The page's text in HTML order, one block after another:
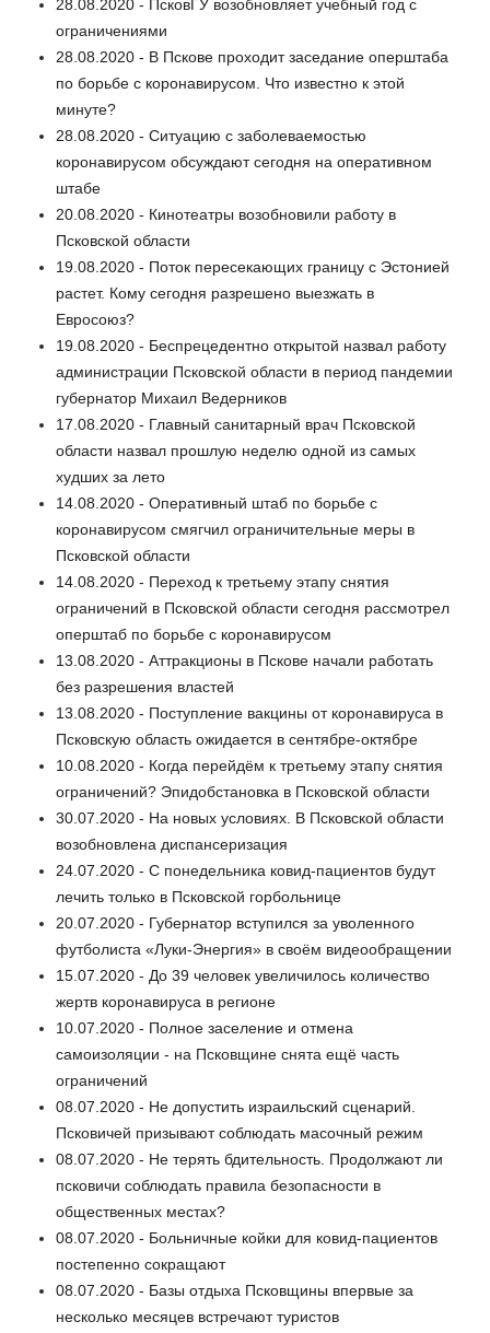
28.08.2020 - ПсковГУ возобновляет учебный год с
ограничениями
28.08.2020 - В Пскове проходит заседание оперштаба
по борьбе с коронавирусом. Что известно к этой
минуте?
28.08.2020 - Ситуацию с заболеваемостью
коронавирусом обсуждают сегодня на оперативном
штабе
20.08.2020 - Кинотеатры возобновили работу в
Псковской области
19.08.2020 - Поток пересекающих границу с Эстонией
растет. Кому сегодня разрешено выезжать в
Евросоюз?
19.08.2020 - Беспрецедентно открытой назвал работу
администрации Псковской области в период пандемии
губернатор Михаил Ведерников
17.08.2020 - Главный санитарный врач Псковской
области назвал прошлую неделю одной из самых
худших за лето
14.08.2020 - Оперативный штаб по борьбе с
коронавирусом смягчил ограничительные меры в
Псковской области
14.08.2020 - Переход к третьему этапу снятия
ограничений в Псковской области сегодня рассмотрел
оперштаб по борьбе с коронавирусом
13.08.2020 - Аттракционы в Пскове начали работать
без разрешения властей
13.08.2020 - Поступление вакцины от коронавируса в
Псковскую область ожидается в сентябре-октябре
10.08.2020 - Когда перейдём к третьему этапу снятия
ограничений? Эпидобстановка в Псковской области
30.07.2020 - На новых условиях. В Псковской области
возобновлена диспансеризация
24.07.2020 - С понедельника ковид-пациентов будут
лечить только в Псковской горбольнице
20.07.2020 - Губернатор вступился за уволенного
футболиста «Луки-Энергия» в своём видеообращении
15.07.2020 - До 39 человек увеличилось количество
жертв коронавируса в регионе
10.07.2020 - Полное заселение и отмена
самоизоляции - на Псковщине снята ещё часть
ограничений
08.07.2020 - Не допустить израильский сценарий.
Псковичей призывают соблюдать масочный режим
08.07.2020 - Не терять бдительность. Продолжают ли
псковичи соблюдать правила безопасности в
общественных местах?
08.07.2020 - Больничные койки для ковид-пациентов
постепенно сокращают
08.07.2020 - Базы отдыха Псковщины впервые за
несколько месяцев встречают туристов